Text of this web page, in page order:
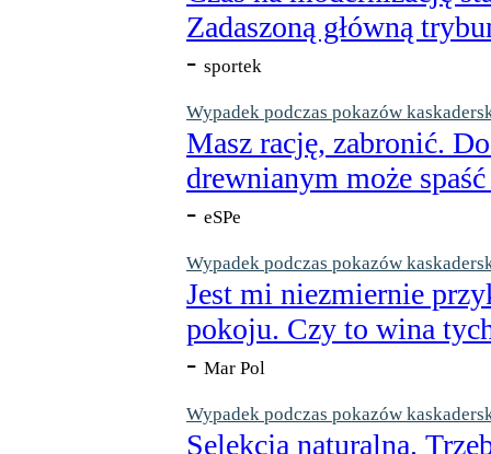
Zadaszoną główną
- sportek
Wypadek podczas pokazów
Masz rację, zabronić.
drewnianym może
- eSPe
Wypadek podczas pokazów
Jest mi niezmiernie
pokoju. Czy to wina
- Mar Pol
Wypadek podczas pokazów
Selekcja naturalna.